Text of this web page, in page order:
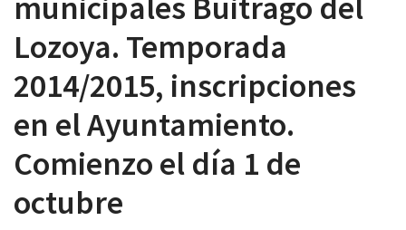
Lozoya. Temporada
2014/2015, inscripciones
en el Ayuntamiento.
Comienzo el día 1 de
octubre